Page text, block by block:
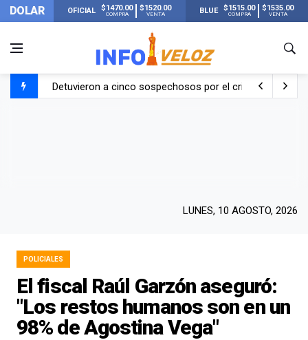
DOLAR OFICIAL $1470.00
COMPRA
$1520.00
VENTA BLUE $1515.00
COMPRA
$1535.00
VENTA
Detuvieron a cinco sospechosos por el crimen de un
LUNES, 10 AGOSTO, 2026
POLICIALES
El fiscal Raúl Garzón aseguró:
"Los restos humanos son en un
98% de Agostina Vega"